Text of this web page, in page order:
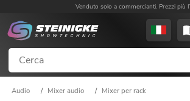
Venduto solo a commercianti. Prezzi più
Audio / Mixer audio / Mixer per rack